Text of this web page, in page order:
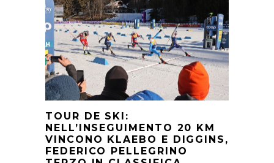
TOUR DE SKI:
NELL’INSEGUIMENTO 20 KM
VINCONO KLAEBO E DIGGINS,
FEDERICO PELLEGRINO